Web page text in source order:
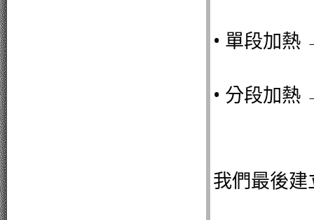
• 單段加熱
• 分段加熱
我們最後